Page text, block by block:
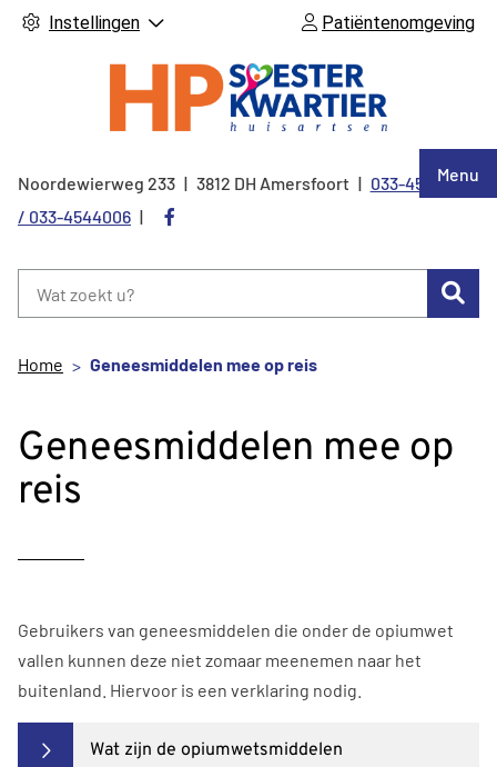
Instellingen Patiëntenomgeving
Menu
Noordewierweg 233 3812 DH Amersfoort Tel:
033-4544005
/ 033-4544006
Bezoek
pagina
Home Geneesmiddelen mee op reis
Geneesmiddelen mee op
reis
Gebruikers van geneesmiddelen die onder de opiumwet
vallen kunnen deze niet zomaar meenemen naar het
buitenland. Hiervoor is een verklaring nodig.
Wat zijn de opiumwetsmiddelen